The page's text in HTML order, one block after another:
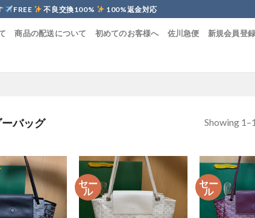
FREE 不良交換100% 100%返金対応
商品の配送について 初めてのお客様へ 佐川急便 新規会員登録
バッグ Showing
セー
ル
セー
ル